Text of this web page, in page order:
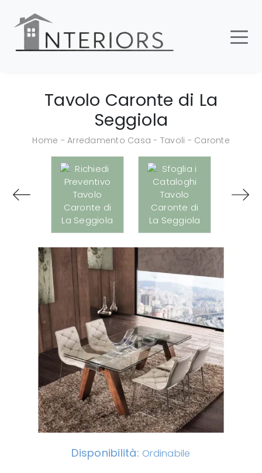
Tavolo Caronte di La
Seggiola
Home - Arredamento Casa - Tavoli - Caronte
Disponibilità: Ordinabile